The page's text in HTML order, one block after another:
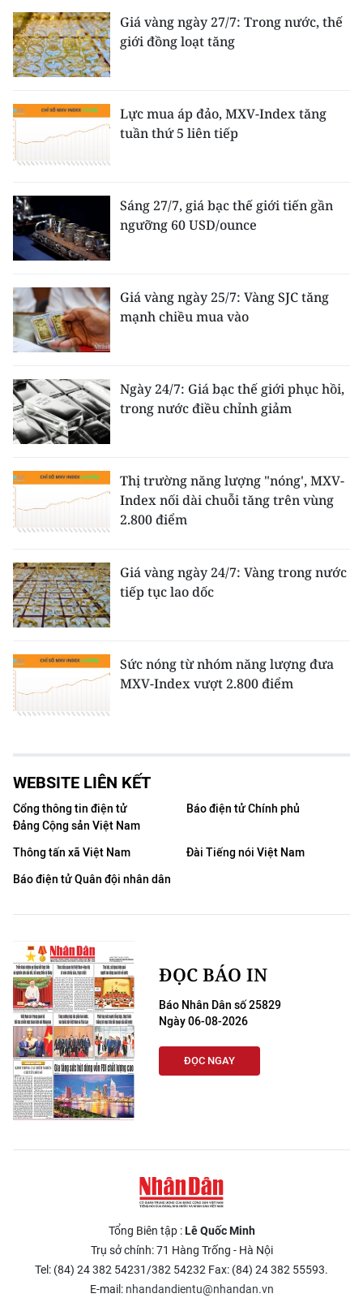
Giá vàng ngày 27/7: Trong nước, thế
giới đồng loạt tăng
Lực mua áp đảo, MXV-Index tăng
tuần thứ 5 liên tiếp
Sáng 27/7, giá bạc thế giới tiến gần
ngưỡng 60 USD/ounce
Giá vàng ngày 25/7: Vàng SJC tăng
mạnh chiều mua vào
Ngày 24/7: Giá bạc thế giới phục hồi,
trong nước điều chỉnh giảm
Thị trường năng lượng "nóng', MXV-
Index nối dài chuỗi tăng trên vùng
2.800 điểm
Giá vàng ngày 24/7: Vàng trong nước
tiếp tục lao dốc
Sức nóng từ nhóm năng lượng đưa
MXV-Index vượt 2.800 điểm
WEBSITE LIÊN KẾT
Cổng thông tin điện tử
Đảng Cộng sản Việt Nam
Báo điện tử Chính phủ
Thông tấn xã Việt Nam
Đài Tiếng nói Việt Nam
Báo điện tử Quân đội nhân dân
ĐỌC BÁO IN
Báo Nhân Dân số 25829
Ngày 06-08-2026
ĐỌC NGAY
Tổng Biên tập :Lê Quốc Minh
Trụ sở chính: 71 Hàng Trống - Hà Nội
Tel: (84) 24 382 54231/382 54232 Fax: (84) 24 382 55593.
E-mail: nhandandientu@nhandan.vn